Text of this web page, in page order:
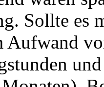
Sollte es
Aufwand